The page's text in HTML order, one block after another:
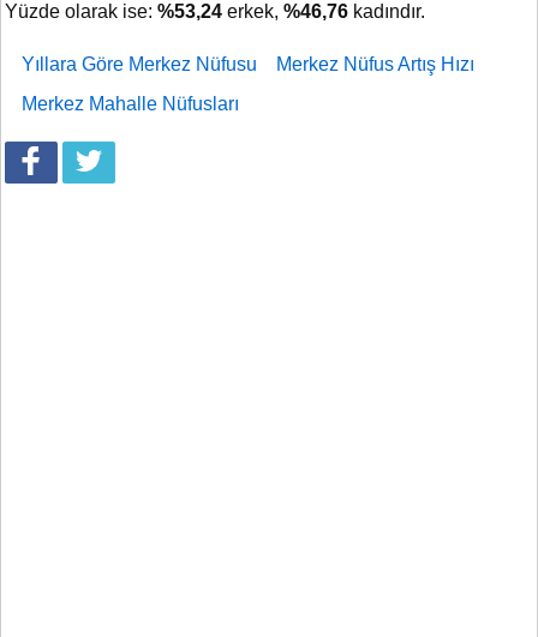
Yüzde olarak ise: %53,24 erkek, %46,76 kadındır.
Yıllara Göre Merkez Nüfusu
Merkez Nüfus Artış Hızı
Merkez Mahalle Nüfusları